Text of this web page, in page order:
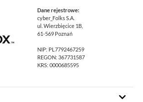
Dane rejestrowe:
cyber_Folks S.A.
ul. Wierzbięcice 1B,
61-569 Poznań
NIP: PL7792467259
REGON: 367731587
KRS: 0000685595